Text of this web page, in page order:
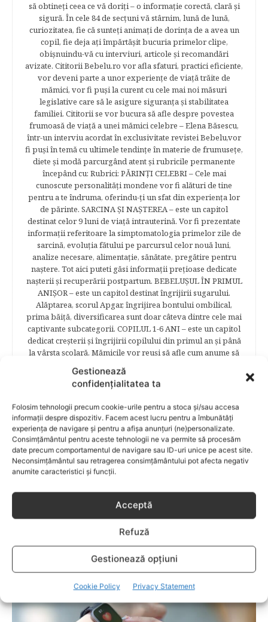
Gestionează
confidențialitatea ta
Folosim tehnologii precum cookie-urile pentru a stoca și/sau accesa
informații despre dispozitiv. Facem acest lucru pentru a îmbunătăți
experiența de navigare și pentru a afișa anunțuri (ne)personalizate.
Consimțământul pentru aceste tehnologii ne va permite să procesăm
date precum comportamentul de navigare sau ID-uri unice pe acest site.
Neconsimțământul sau retragerea consimțământului pot afecta negativ
anumite caracteristici și funcții.
Acceptă
Refuză
Gestionează opțiuni
Cookie Policy Privacy Statement
să obtineţi ceea ce vă doriţi – o informaţie corectă, clară şi
sigură. În cele 84 de secțuni vă stârnim, lună de lună,
curiozitatea, fie că sunteţi animaţi de dorinţa de a avea un
copil, fie deja aţi împărtăşit bucuria primelor clipe,
obişnuindu-vă cu interviuri, articole şi recomandări
avizate. Cititorii Bebelu.ro vor afla sfaturi, practici eficiente,
vor deveni parte a unor experienţe de viaţă trăite de
mămici, vor fi puşi la curent cu cele mai noi măsuri
legislative care să le asigure siguranţa şi stabilitatea
familiei. Cititorii se vor bucura să afle despre povestea
frumoasă de viață a unei mămici celebre – Elena Băsescu,
într-un interviu acordat în exclusivitate revistei Bebelu,vor
fi puşi în temă cu ultimele tendinţe în materie de frumuseţe,
diete şi modă parcurgând atent şi rubricile permanente
începând cu: Rubrici: PĂRINŢI CELEBRI – Cele mai
cunoscute personalităţi mondene vor fi alături de tine
pentru a te îndruma, oferindu-ţi un sfat din experienţa lor
de părinte. SARCINA ŞI NAŞTEREA – este un capitol
destinat celor 9 luni de viaţă intrauterină. Vor fi prezentate
informaţii referitoare la simptomatologia primelor zile de
sarcină, evoluţia fătului pe parcursul celor nouă luni,
analize necesare, alimentaţie, sănătate, pregătire pentru
naştere. Tot aici puteti găsi informaţii preţioase dedicate
naşterii şi recuperării postpartum. BEBELUŞUL ÎN PRIMUL
ANIŞOR – este un capitol destinat îngrijirii sugarului.
Alăptarea, scorul Apgar, îngrijirea bontului ombilical,
prima băiţă, diversificarea sunt doar câteva dintre cele mai
captivante subcategorii. COPILUL 1-6 ANI – este un capitol
dedicat creşterii şi îngrijirii copilului din primul an şi până
la vârsta şcolară. Mămicile vor reuşi să afle cum anume să
încât să crească perfect sănătos. EDUCAŢIE – este un capitol
captivant în care poţi afla cum să îţi educi copilul în aşa fel
este un capitol destinat vieţii de familie ce conţine o serie
întreagă de sfaturi eficiente. COPII TALENTAŢI – este un
capitol fascinant dedicat copiilor valoroși ai țării. ÎNVAŢĂ
SĂ PREVII! –sunt prezentate soluţii de prevenire a
anumitor probleme de sănătate ce pot afecta atât viaţa
copiilor, cât şi pe cea a părinţilor.